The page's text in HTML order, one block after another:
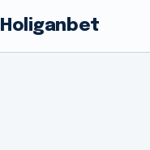
Holiganbet